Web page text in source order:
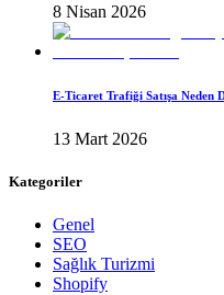
8 Nisan 2026
E-Ticaret Trafiği Satışa Neden
13 Mart 2026
Kategoriler
Genel
SEO
Sağlık Turizmi
Shopify